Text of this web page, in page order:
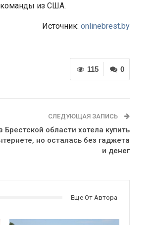
команды из США.
Источник: onlinebrest.by
0
115
СЛЕДУЮЩАЯ ЗАПИСЬ
области хотела купить
но осталась без гаджета
и денег
Еще От Автора